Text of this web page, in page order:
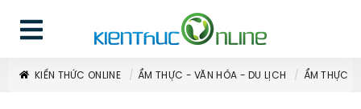
KIẾN THỨC ONLINE ẨM THỰC - VĂN HÓA - DU LỊCH ẨM THỰC